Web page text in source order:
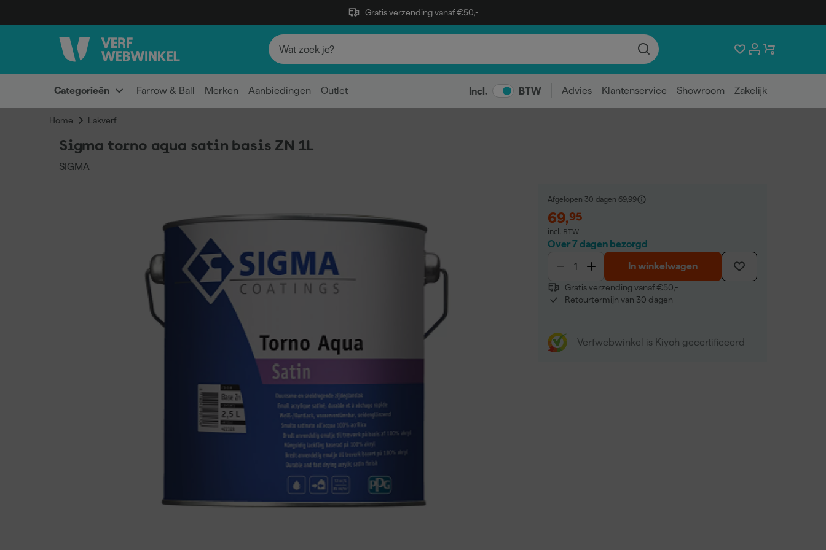
Gratis verzending vanaf €50,-
Categorieën Farrow & Ball Merken Aanbiedingen Outlet Incl. BTW Advies Klantenservice Showroom Zakelijk
Home Lakverf
Sigma torno aqua satin basis ZN 1L
SIGMA
Afgelopen 30 dagen 69,99
69,95
incl. BTW
Over 7 dagen bezorgd
In winkelwagen
Gratis verzending vanaf €50,-
Retourtermijn van 30 dagen
Verfwebwinkel is Kiyoh gecertificeerd